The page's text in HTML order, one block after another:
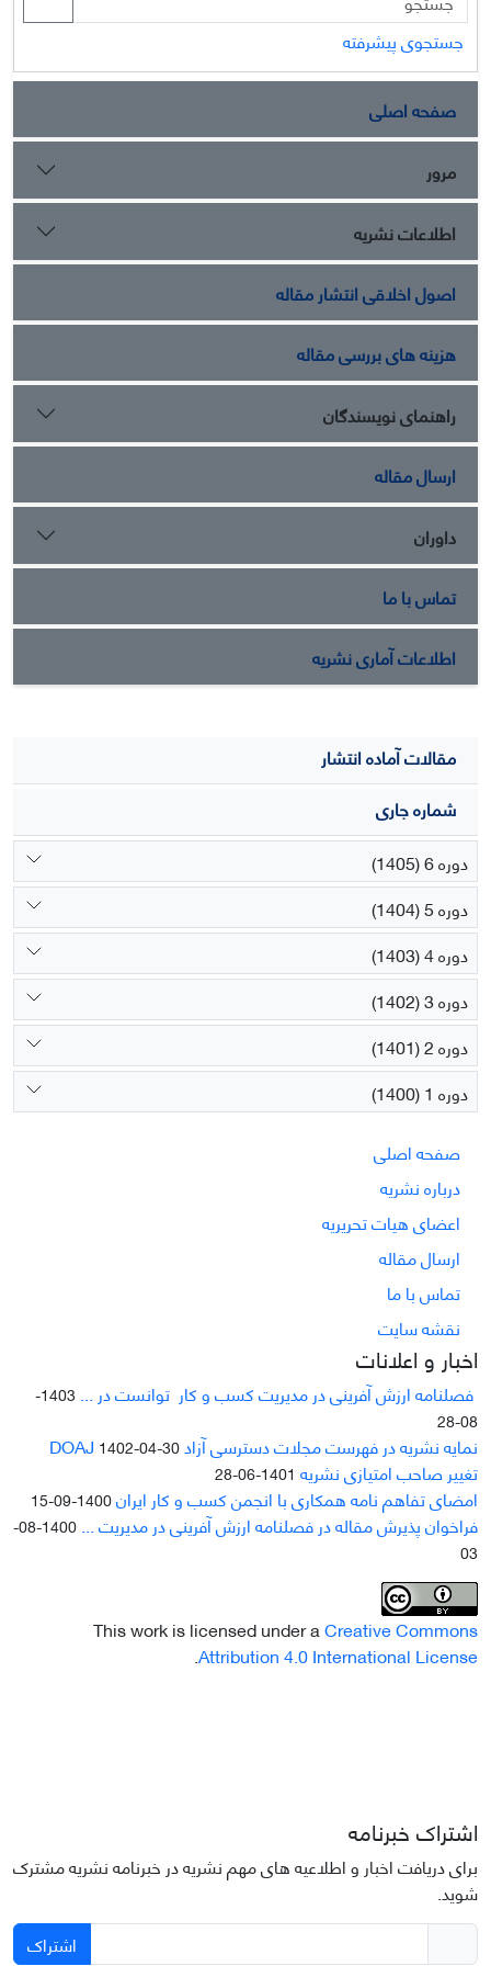
متفاوتی در ایجاد "درگیری رفتاری" در مخاطب هدف خود دارند.
همچنین تأثیر متغیر جلب توجه بعنوان یک متغیر واسط در ایجاد
درگیری رفتاری، شناسایی شد.
جستجوی پیشرفته
صفحه اصلی
مرور
اطلاعات نشریه
اصول اخلاقی انتشار مقاله
هزینه های بررسی مقاله
راهنمای نویسندگان
ارسال مقاله
داوران
تماس با ما
اطلاعات آماری نشریه
مقالات آماده انتشار
شماره جاری
دوره 6 (1405)
دوره 5 (1404)
دوره 4 (1403)
دوره 3 (1402)
دوره 2 (1401)
دوره 1 (1400)
صفحه اصلی
درباره نشریه
اعضای هیات تحریریه
ارسال مقاله
تماس با ما
نقشه سایت
اخبار و اعلانات
فصلنامه ارزش آفرینی در مدیریت کسب و کار توانست در ...
1403-
08-28
نمایه نشریه در فهرست مجلات دسترسی آزاد DOAJ1402-04-30
تغییر صاحب امتیازی نشریه 1401-06-28
امضای تفاهم نامه همکاری با انجمن کسب و کار ایران1400-09-15
فراخوان پذیرش مقاله در فصلنامه ارزش آفرینی در مدیریت ...
1400-08-
03
This work is licensed under aCreative Commons
Attribution 4.0 International License
.
اشتراک خبرنامه
برای دریافت اخبار و اطلاعیه های مهم نشریه در خبرنامه نشریه مشترک
شوید.
اشتراک